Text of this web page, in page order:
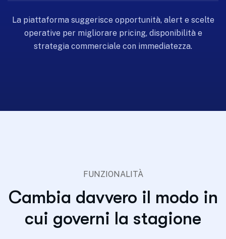
La piattaforma suggerisce opportunità, alert e scelte
operative per migliorare pricing, disponibilità e
strategia commerciale con immediatezza.
FUNZIONALITÀ
Cambia davvero il modo in
cui governi la stagione